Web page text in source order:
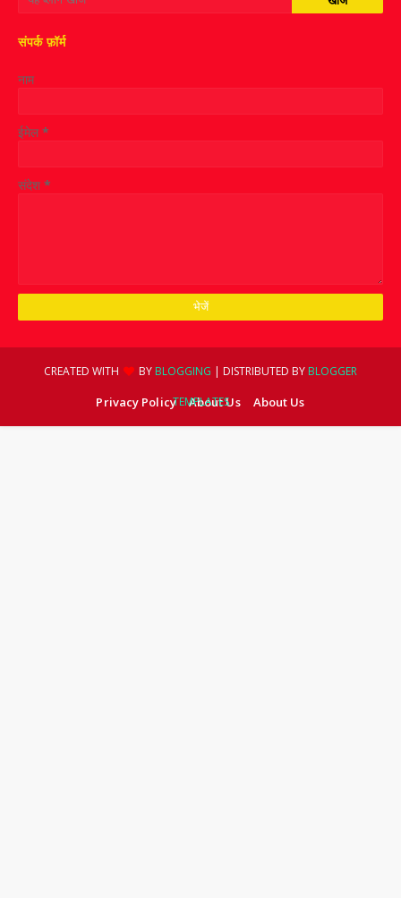
संपर्क फ़ॉर्म
नाम
ईमेल*
संदेश *
CREATED WITH BY BLOGGING | DISTRIBUTED BY BLOGGER
TEMPLATES
Privacy Policy About Us About Us